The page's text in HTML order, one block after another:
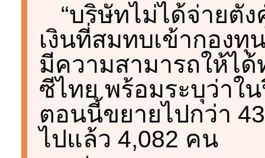
“บริษัทไม่ได้จ่ายตั
เงินที่สมทบเข้ากองทุ
มีความสามารถให้ไ
ซีไทย พร้อมระบุว่าใ
ตอนนี้ขยายไปกว่า
ไปแล้ว 4,082 คน